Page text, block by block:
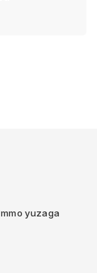
yuzaga